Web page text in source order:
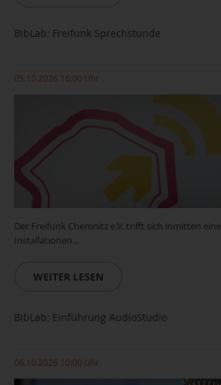
BibLab: Freifunk Sprechstunde
05.10.2026 16:00 Uhr
Der Freifunk Chemnitz e.V. trifft sich inmitten
Installationen...
WEITER LESEN
BibLab: Einführung AudioStudio
06.10.2026 10:00 Uhr